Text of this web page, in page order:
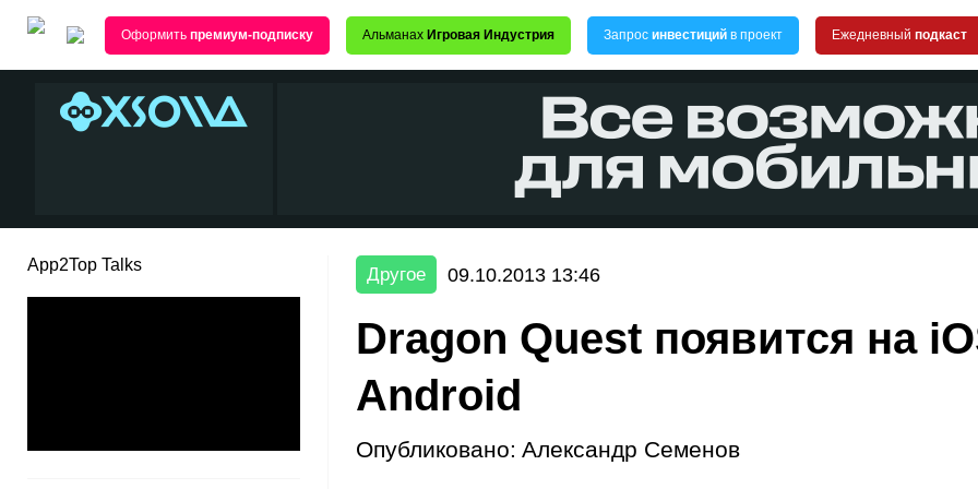
Оформить премиум-подписку Альманах Игровая Индустрия Запрос инвестиций в проект Ежедневный подкаст
App2Top Talks Другое 09.10.2013 13:46
Dragon Quest появится на
Android
Опубликовано: Александр Семенов